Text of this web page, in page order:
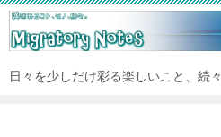
日々を少しだけ彩る楽しいこと、続々